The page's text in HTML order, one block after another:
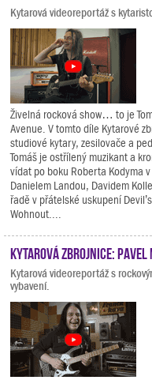
Kytarová videoreportáž s
Živelná rocková show… to je
Avenue. V tomto díle Kytarové
studiové kytary, zesilovače a
Tomáš je ostřílený muzikant a
vídat po boku Roberta Kodyma
Danielem Landou, Davidem
řadě v přátelské uskupení
Wohnout....
Kytarová zbrojnice: Pavel
Kytarová videoreportáž s
vybavení.